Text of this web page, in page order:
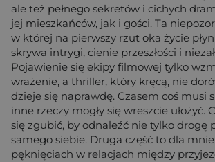
ale też pełnego sekretów i cichych
jej mieszkańców, jak i gości. Ta
w której na pierwszy rzut oka życie
skrywa intrygi, cienie przeszłości i
Pojawienie się ekipy filmowej tylko
wrażenie, a thriller, który kręcą, nie
dzieje się naprawdę. Czasem coś musi
inne rzeczy mogły się wreszcie ułożyć.
się zgubić, by odnaleźć nie tylko drogę
samego siebie. Druga część to dla
pęknięciach w relacjach między